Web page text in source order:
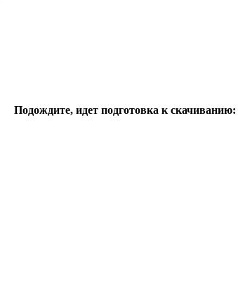
Подождите, идет подготовка к скачиванию: